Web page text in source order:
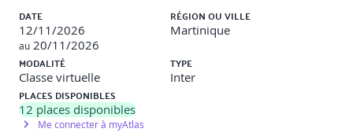
DATE
12/11/2026
au 20/11/2026
RÉGION OU VILLE
Martinique
MODALITÉ
Classe virtuelle
TYPE
Inter
PLACES DISPONIBLES
12 places disponibles
Me connecter à myAtlas